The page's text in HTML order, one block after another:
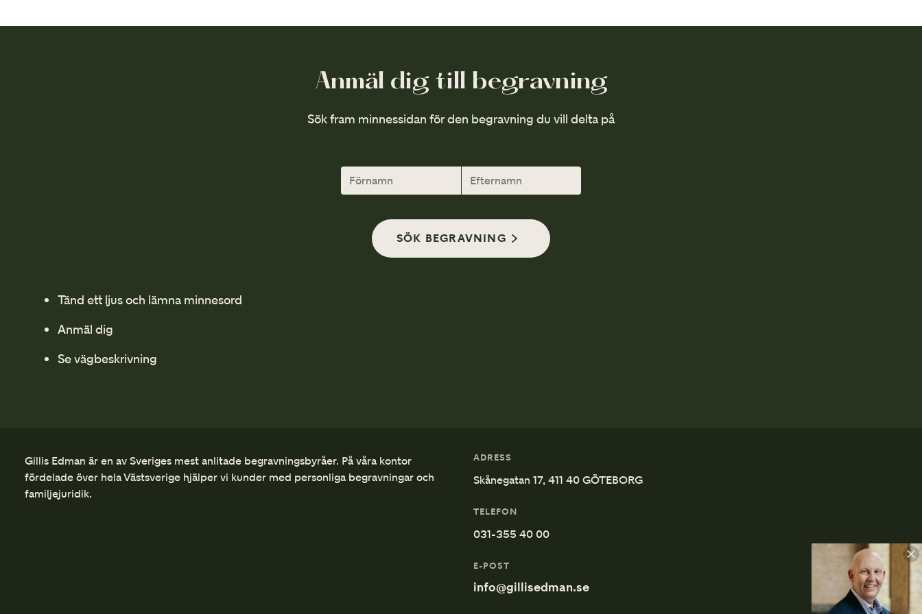
Anmäl dig till begravning
Sök fram minnessidan för den begravning du vill delta på
SÖK BEGRAVNING
Tänd ett ljus och lämna minnesord
Anmäl dig
Se vägbeskrivning
Gillis Edman är en av Sveriges mest anlitade begravningsbyråer. På våra kontor
fördelade över hela Västsverige hjälper vi kunder med personliga begravningar och
familjejuridik.
ADRESS
Skånegatan 17, 411 40 GÖTEBORG
TELEFON
031-355 40 00
E-POST
info@gillisedman.se